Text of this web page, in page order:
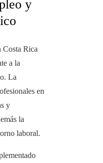
y
Costa Rica
a la
La
en
y
la
laboral.